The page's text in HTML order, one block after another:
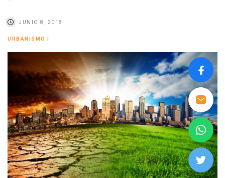
JUNIO 8, 2018
URBANISMO